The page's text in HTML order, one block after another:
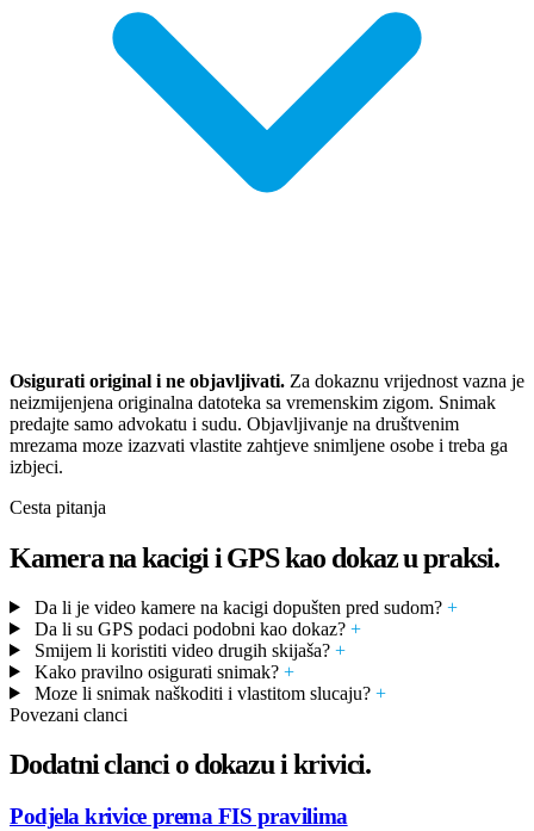
Osigurati original i ne objavljivati. Za dokaznu vrijednost vazna je
neizmijenjena originalna datoteka sa vremenskim zigom. Snimak
predajte samo advokatu i sudu. Objavljivanje na društvenim
mrezama moze izazvati vlastite zahtjeve snimljene osobe i treba ga
izbjeci.
Cesta pitanja
Kamera na kacigi i GPS kao dokaz u praksi.
Da li je video kamere na kacigi dopušten pred sudom? +
Da li su GPS podaci podobni kao dokaz? +
Smijem li koristiti video drugih skijaša? +
Kako pravilno osigurati snimak? +
Moze li snimak naškoditi i vlastitom slucaju? +
Povezani clanci
Dodatni clanci o dokazu i krivici.
Podjela krivice prema FIS pravilima